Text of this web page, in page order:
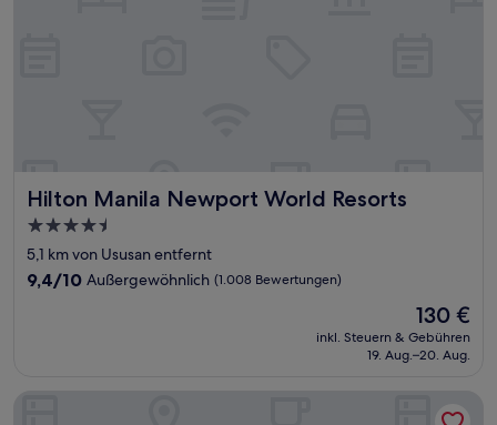
Hilton Manila Newport World Resorts
Hilton Manila Newport World Resorts
4.5-
Sterne-
Unterkunft
5,1 km von Ususan entfernt
9.4
9,4/10 Außergewöhnlich (1.008 Bewertungen)
Der
Preis
beträgt
130 €
inkl. Steuern & Gebühren
19. Aug.–20. Aug.
Makati Shangri-La, Manila